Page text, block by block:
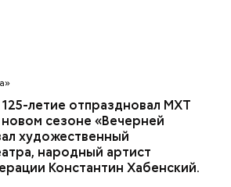
летие отпраздновал МХТ
сезоне «Вечерней
художественный
народный артист
Константин Хабенский.
делится на четыре части:
Нескучный сад и Воробьевы
проводят фестивали или
День города, День Победы, а